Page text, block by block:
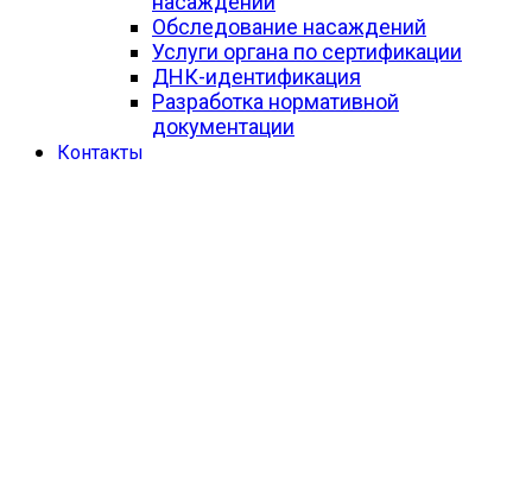
Обследование насаждений
Услуги органа по сертификации
ДНК-идентификация
Разработка нормативной
документации
Контакты